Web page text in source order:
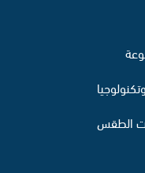
الطقس